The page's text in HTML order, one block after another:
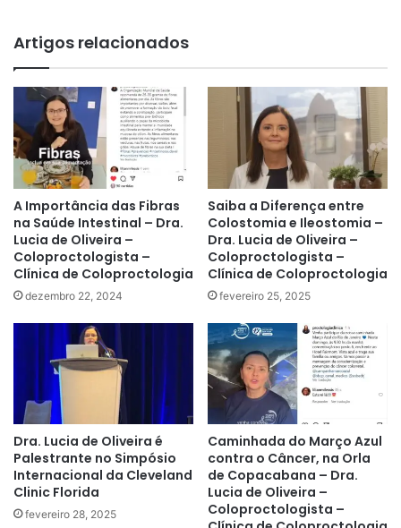
Artigos relacionados
A Importância das Fibras
na Saúde Intestinal – Dra.
Lucia de Oliveira –
Coloproctologista –
Clínica de Coloproctologia
dezembro 22, 2024
Saiba a Diferença entre
Colostomia e Ileostomia –
Dra. Lucia de Oliveira –
Coloproctologista –
Clínica de Coloproctologia
fevereiro 25, 2025
Dra. Lucia de Oliveira é
Palestrante no Simpósio
Internacional da Cleveland
Clinic Florida
fevereiro 28, 2025
Caminhada do Março Azul
contra o Câncer, na Orla
de Copacabana – Dra.
Lucia de Oliveira –
Coloproctologista –